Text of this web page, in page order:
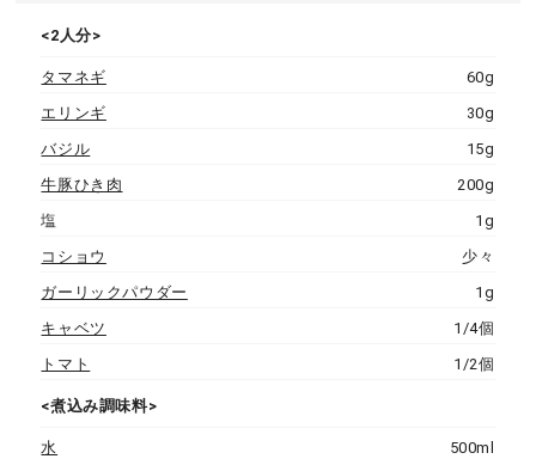
<2人分>
タマネギ
60g
エリンギ
30g
バジル
15g
牛豚ひき肉
200g
塩
1g
コショウ
少々
ガーリックパウダー
1g
キャベツ
1/4個
トマト
1/2個
<煮込み調味料>
水
500ml